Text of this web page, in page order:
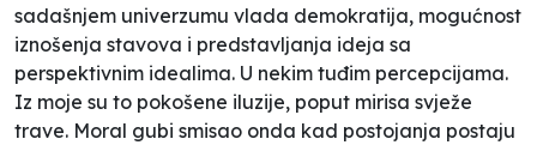
sadašnjem univerzumu vlada demokratija, mogućnost
iznošenja stavova i predstavljanja ideja sa
perspektivnim idealima. U nekim tuđim percepcijama.
Iz moje su to pokošene iluzije, poput mirisa svježe
trave. Moral gubi smisao onda kad postojanja postaju